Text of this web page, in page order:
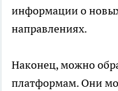
информации о
направлениях.
Наконец, можно
платформам. Они